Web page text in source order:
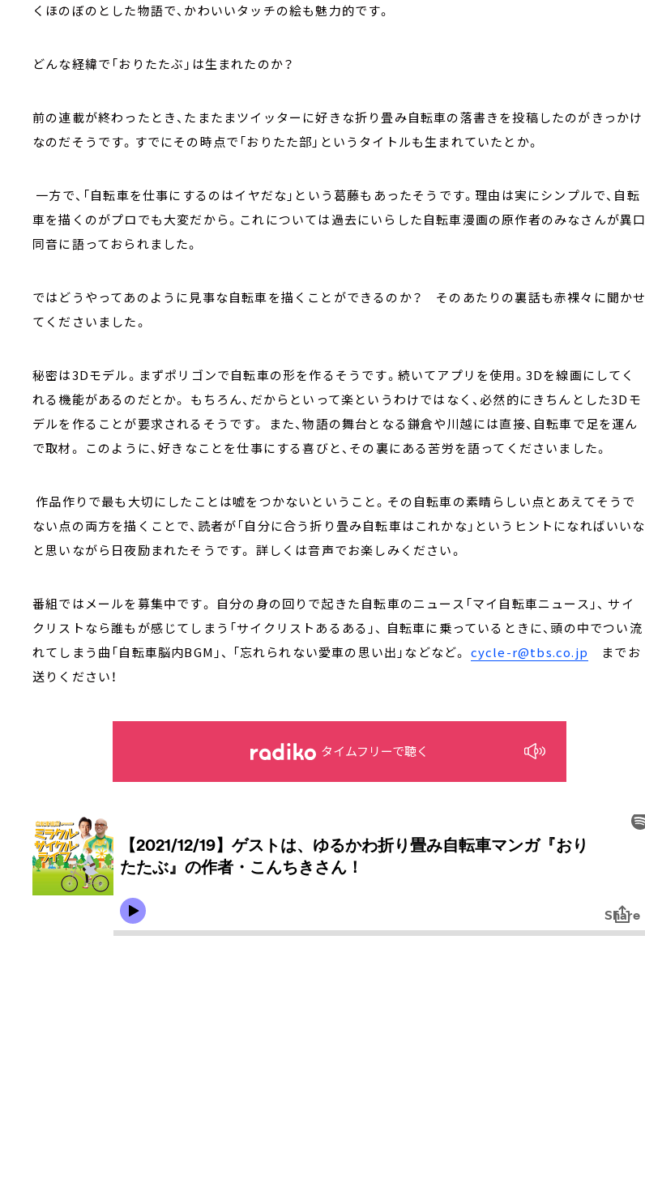
くほのぼのとした物語で、かわいいタッチの絵も魅力的です。
どんな経緯で「おりたたぶ」は生まれたのか？
前の連載が終わったとき、たまたまツイッターに好きな折り畳み自転車の落書きを投稿したのがきっかけ
なのだそうです。すでにその時点で「おりたた部」というタイトルも生まれていたとか。
一方で、「自転車を仕事にするのはイヤだな」という葛藤もあったそうです。理由は実にシンプルで、自転
車を描くのがプロでも大変だから。これについては過去にいらした自転車漫画の原作者のみなさんが異口
同音に語っておられました。
ではどうやってあのように見事な自転車を描くことができるのか？ そのあたりの裏話も赤裸々に聞かせ
てくださいました。
秘密は3Dモデル。まずポリゴンで自転車の形を作るそうです。続いてアプリを使用。3Dを線画にしてく
れる機能があるのだとか。 もちろん、だからといって楽というわけではなく、必然的にきちんとした3Dモ
デルを作ることが要求されるそうです。 また、物語の舞台となる鎌倉や川越には直接、自転車で足を運ん
で取材。 このように、好きなことを仕事にする喜びと、その裏にある苦労を語ってくださいました。
作品作りで最も大切にしたことは嘘をつかないということ。その自転車の素晴らしい点とあえてそうで
ない点の両方を描くことで、読者が「自分に合う折り畳み自転車はこれかな」というヒントになればいいな
と思いながら日夜励まれたそうです。 詳しくは音声でお楽しみください。
番組ではメールを募集中です。 自分の身の回りで起きた自転車のニュース「マイ自転車ニュース」、 サイ
クリストなら誰もが感じてしまう「サイクリストあるある」、 自転車に乗っているときに、頭の中でつい流
れてしまう曲「自転車脳内BGM」、 「忘れられない愛車の思い出」などなど。 cycle-r@tbs.co.jp までお
送りください！
タイムフリーで聴く